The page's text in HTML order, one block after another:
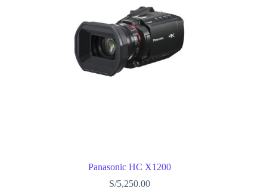
Panasonic HC X1200
S/5,250.00